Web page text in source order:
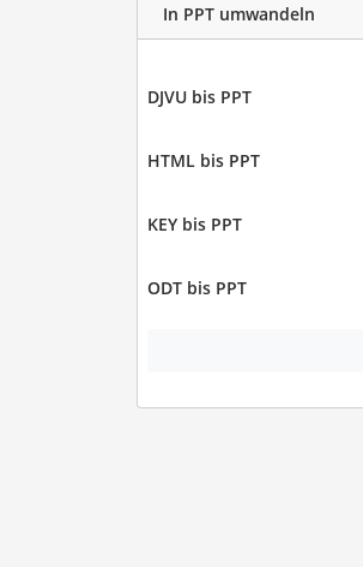
In PPT umwandeln
DJVU bis PPT
HTML bis PPT
KEY bis PPT
ODT bis PPT